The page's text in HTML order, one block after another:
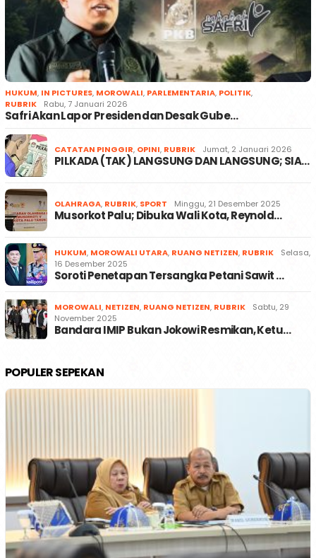
HUKUM, IN PICTURES, MOROWALI, PARLEMENTARIA, POLITIK,
RUBRIK
Rabu, 7 Januari 2026
Safri Akan Lapor Presiden dan Desak Gube…
CATATAN PINGGIR, OPINI, RUBRIK Jumat, 2 Januari 2026
PILKADA (TAK) LANGSUNG DAN LANGSUNG; SIA…
OLAHRAGA, RUBRIK, SPORT Minggu, 21 Desember 2025
Musorkot Palu; Dibuka Wali Kota, Reynold…
HUKUM, MOROWALI UTARA, RUANG NETIZEN, RUBRIK
Selasa,
16 Desember 2025
Soroti Penetapan Tersangka Petani Sawit …
MOROWALI, NETIZEN, RUANG NETIZEN, RUBRIK
Sabtu, 29
November 2025
Bandara IMIP Bukan Jokowi Resmikan, Ketu…
POPULER SEPEKAN